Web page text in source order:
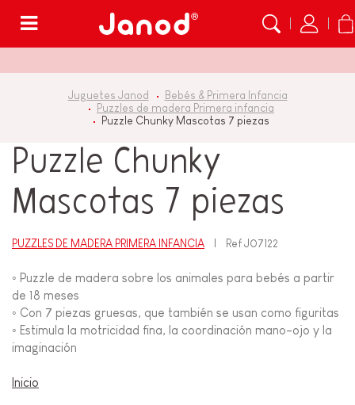
Juguetes Janod
Bebés & Primera Infancia
Puzzles de madera Primera infancia
Puzzle Chunky Mascotas 7 piezas
Puzzle Chunky
Mascotas 7 piezas
PUZZLES DE MADERA PRIMERA INFANCIA RefJ07122
◦ Puzzle de madera sobre los animales para bebés a partir
de 18 meses
◦ Con 7 piezas gruesas, que también se usan como figuritas
◦ Estimula la motricidad fina, la coordinación mano-ojo y la
imaginación
Inicio